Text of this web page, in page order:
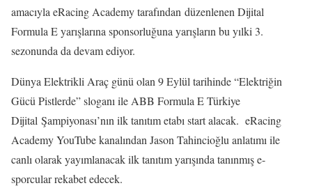
amacıyla eRacing Academy tarafından düzenlenen Dijital
Formula E yarışlarına sponsorluğuna yarışların bu yılki 3.
sezonunda da devam ediyor.
Dünya Elektrikli Araç günü olan 9 Eylül tarihinde “Elektriğin
Gücü Pistlerde” sloganı ile ABB Formula E Türkiye
Dijital Şampiyonası’nın ilk tanıtım etabı start alacak. eRacing
Academy YouTube kanalından Jason Tahincioğlu anlatımı ile
canlı olarak yayımlanacak ilk tanıtım yarışında tanınmış e-
sporcular rekabet edecek.